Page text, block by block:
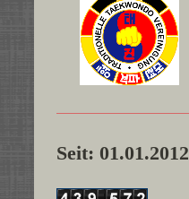
Seit: 01.01.2012